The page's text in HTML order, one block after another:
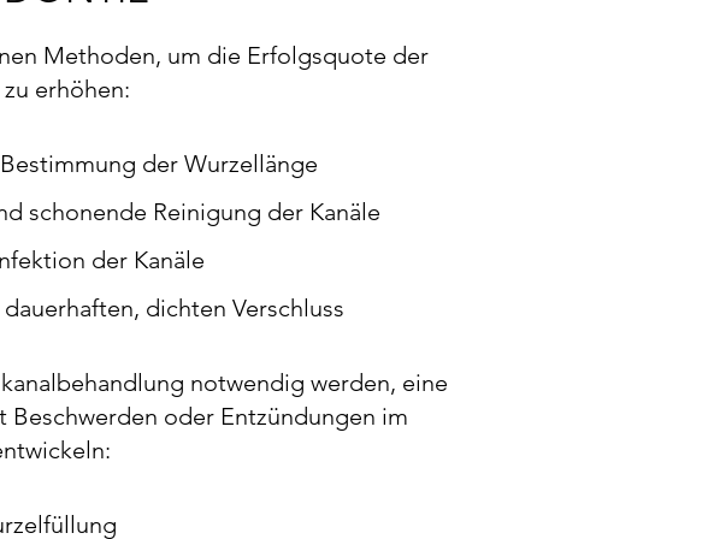
Methoden, um die Erfolgsquote der
erhöhen:
der Wurzellänge
schonende Reinigung der Kanäle
der Kanäle
dichten Verschluss
notwendig werden, eine
Beschwerden oder Entzündungen im